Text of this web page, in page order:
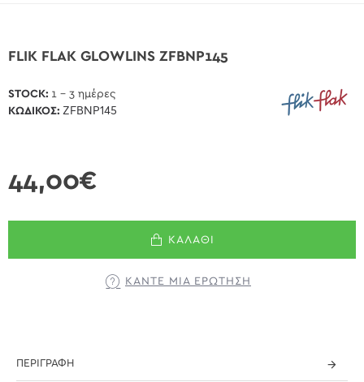
FLIK FLAK GLOWLINS ZFBNP145
44,00€
STOCK: 1 - 3 ημέρες
ΚΩΔΙΚΌΣ: ZFBNP145
ΚΑΛΆΘΙ
ΚΆΝΤΕ ΜΊΑ ΕΡΏΤΗΣΗ
ΠΕΡΙΓΡΑΦΉ